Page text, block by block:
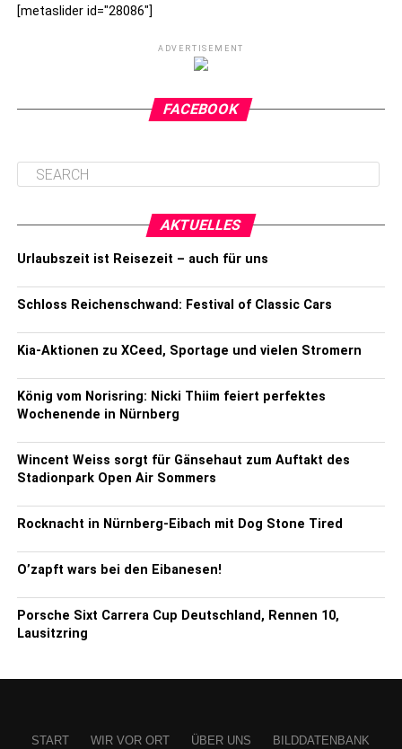
[metaslider id="28086"]
ADVERTISEMENT
FACEBOOK
AKTUELLES
Urlaubszeit ist Reisezeit – auch für uns
Schloss Reichenschwand: Festival of Classic Cars
Kia-Aktionen zu XCeed, Sportage und vielen Stromern
König vom Norisring: Nicki Thiim feiert perfektes
Wochenende in Nürnberg
Wincent Weiss sorgt für Gänsehaut zum Auftakt des
Stadionpark Open Air Sommers
Rocknacht in Nürnberg-Eibach mit Dog Stone Tired
O’zapft wars bei den Eibanesen!
Porsche Sixt Carrera Cup Deutschland, Rennen 10,
Lausitzring
START WIR VOR ORT ÜBER UNS BILDDATENBANK